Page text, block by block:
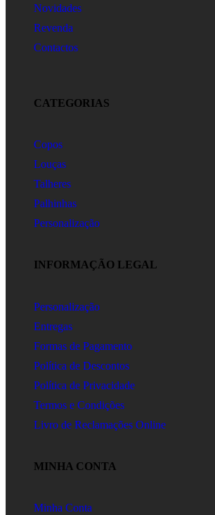
Novidades
Revenda
Contactos
CATEGORIAS
Copos
Louças
Talheres
Palhinhas
Personalização
INFORMAÇÃO LEGAL
Personalização
Entregas
Formas de Pagamento
Política de Descontos
Política de Privacidade
Termos e Condições
Livro de Reclamações Online
MINHA CONTA
Minha Conta